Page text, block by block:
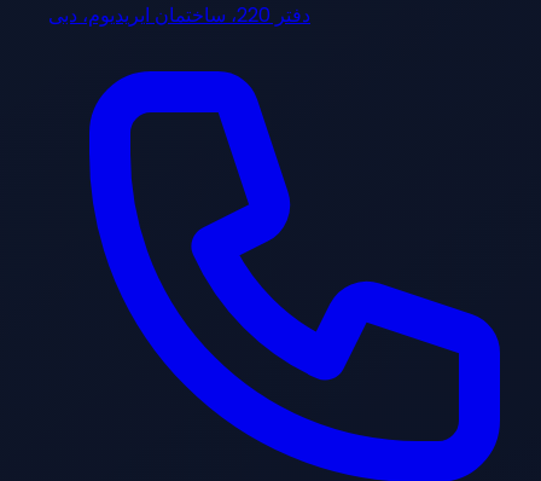
دفتر 220، ساختمان ایریدیوم، دبی